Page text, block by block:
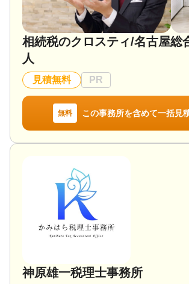
続手続、相続税申告、生命保険の相談や
サポートなど、相続関連の相談につい
ています。
談ください。
対応地域
岐阜県、愛知県（当事務所から概ね
能です）
対応体制
訪問可 / 土日相談可 / 初回相談無料 / 18
/ オンライン面談可 / 事務所面談可
相続税のクロスティ/名古屋総
人
見積無料 PR
無料 この事務所を含めて一括見
神原雄一税理士事務所